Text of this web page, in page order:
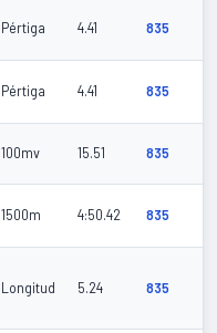
Pértiga 4.41 835
Pértiga 4.41 835
100mv 15.51 835
1500m 4:50.42 835
Longitud 5.24 835